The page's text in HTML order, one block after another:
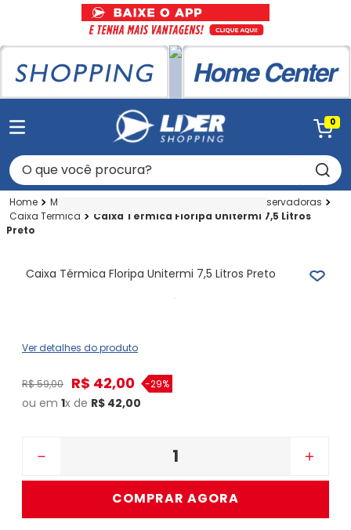
0
O que você procura?
Magazan
Conservadoras
Caixa Termica
Caixa Térmica Floripa Unitermi 7,5 Litros
Preto
Caixa Térmica Floripa Unitermi 7,5 Litros Preto
Ver detalhes do produto
R$59,00 R$ 42,00 -29%
ou em 1x de R$ 42,00
＋
－
COMPRAR AGORA